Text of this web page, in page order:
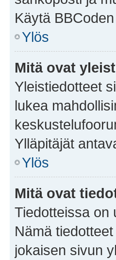
Käytä
Ylös
Mitä ovat
Yleistiedotteet
lukea
Ylläpitäjät
Ylös
Mitä ovat
Tiedotteissa on
Nämä
jokaisen sivun